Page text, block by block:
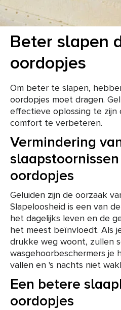
Beter slapen
oordopjes
Om beter te slapen,
oordopjes moet dragen.
effectieve oplossing te zijn
comfort te verbeteren.
Vermindering
oordopjes
Geluiden zijn de oorzaak
Slapeloosheid is een van
het dagelijks leven en de
het meest beïnvloedt. Als
drukke weg woont, zullen
wasgehoorbeschermers je
vallen en 's nachts niet
Een betere
oordopjes